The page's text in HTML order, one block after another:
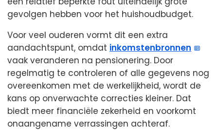
gevolgen hebben voor het huishoudbudget.
Voor veel ouderen vormt dit een extra
aandachtspunt, omdat inkomstenbronnen
vaak veranderen na pensionering. Door
regelmatig te controleren of alle gegevens nog
overeenkomen met de werkelijkheid, wordt de
kans op onverwachte correcties kleiner. Dat
biedt meer financiële zekerheid en voorkomt
onaangename verrassingen achteraf.